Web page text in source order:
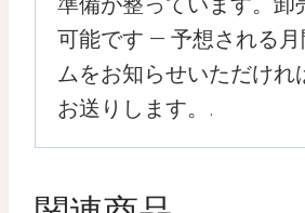
可能です — 予想される
ムをお知らせいただけれ
お送りします。.